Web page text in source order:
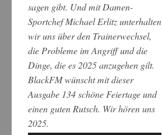
sagen gibt. Und mit Damen-
Sportchef Michael Erlitz unterhalten
wir uns über den Trainerwechsel,
die Probleme im Angriff und die
Dinge, die es 2025 anzugehen gilt.
BlackFM wünscht mit dieser
Ausgabe 134 schöne Feiertage und
einen guten Rutsch. Wir hören uns
2025.